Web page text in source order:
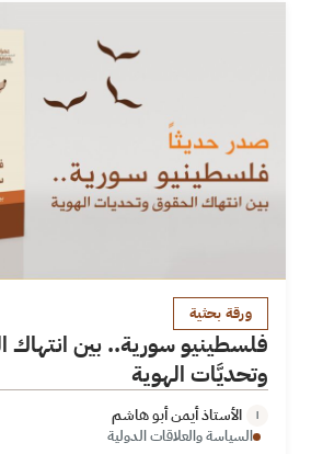
ورقة بحثية
فلسطينيو سورية.. بين انتهاك
وتحديَّات الهوية
ا الأستاذ أيمن أبو هاشم
السياسة والعلاقات الدولية